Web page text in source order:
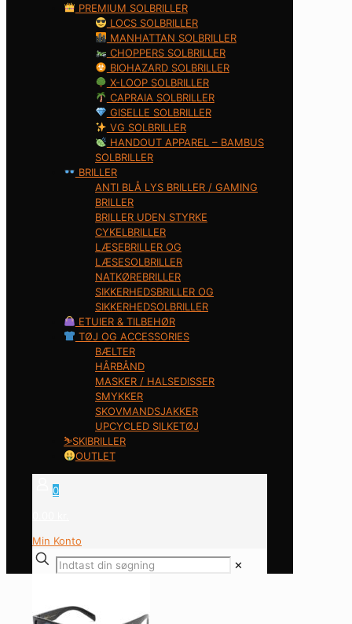
PREMIUM SOLBRILLER
LOCS SOLBRILLER
MANHATTAN SOLBRILLER
CHOPPERS SOLBRILLER
BIOHAZARD SOLBRILLER
X-LOOP SOLBRILLER
CAPRAIA SOLBRILLER
GISELLE SOLBRILLER
VG SOLBRILLER
HANDOUT APPAREL – BAMBUS
SOLBRILLER
BRILLER
ANTI BLÅ LYS BRILLER / GAMING
BRILLER
BRILLER UDEN STYRKE
CYKELBRILLER
LÆSEBRILLER OG
LÆSESOLBRILLER
NATKØREBRILLER
SIKKERHEDSBRILLER OG
SIKKERHEDSOLBRILLER
ETUIER & TILBEHØR
TØJ OG ACCESSORIES
BÆLTER
HÅRBÅND
MASKER / HALSEDISSER
SMYKKER
SKOVMANDSJAKKER
UPCYCLED SILKETØJ
⛷️SKIBRILLER
OUTLET
0
Min Konto
✕